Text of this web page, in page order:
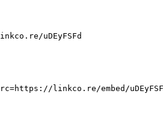
uDEyFSFd
linkco.re/embed/